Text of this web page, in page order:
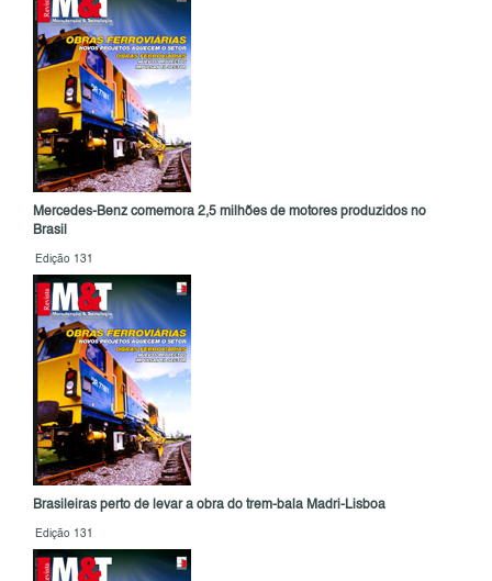
Mercedes-Benz comemora 2,5 milhões de motores produzidos no
Brasil
Edição 131
Brasileiras perto de levar a obra do trem-bala Madri-Lisboa
Edição 131